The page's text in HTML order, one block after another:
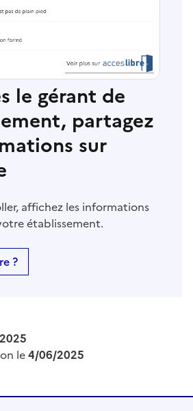
le gérant de
partagez
sur
affichez les informations
établissement.
?
le4/06/2025